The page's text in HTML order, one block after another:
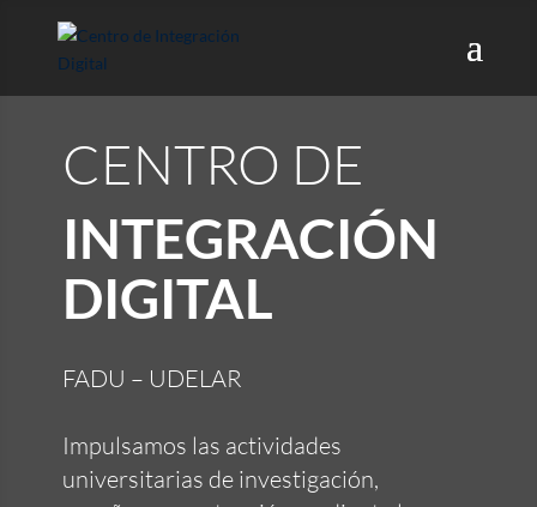
CENTRO DE
INTEGRACIÓN
DIGITAL
FADU – UDELAR
Impulsamos las actividades
universitarias de investigación,